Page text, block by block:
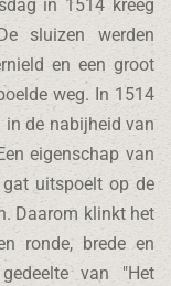
in 1514 kreeg
sluizen werden
en een groot
weg. In 1514
in de nabijheid van
eigenschap van
uitspoelt op de
Daarom klinkt het
ronde, brede en
van "Het